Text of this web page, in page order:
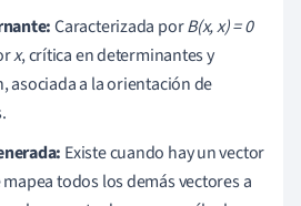
Caracterizada porB(x, x) = 0
x, crítica en determinantes y
asociada a la orientación de
Existe cuando hay un vector
todos los demás vectores a